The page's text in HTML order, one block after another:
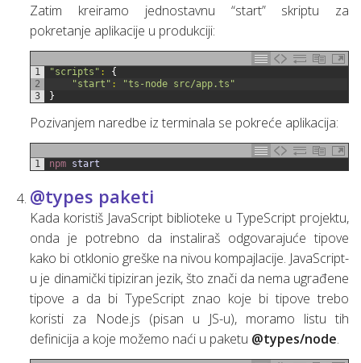
Zatim kreiramo jednostavnu “start” skriptu za
pokretanje aplikacije u produkciji:
1
2
3
"scripts" :
{
"start" :
"ts-node src/app.ts"
}
Pozivanjem naredbe iz terminala se pokreće aplikacija:
1 npm start
@types paketi
Kada koristiš JavaScript biblioteke u TypeScript projektu,
onda je potrebno da instaliraš odgovarajuće tipove
kako bi otklonio greške na nivou kompajlacije. JavaScript-
u je dinamički tipiziran jezik, što znači da nema ugrađene
tipove a da bi TypeScript znao koje bi tipove trebo
koristi za Node.js (pisan u JS-u), moramo listu tih
definicija a koje možemo naći u paketu @types/node.